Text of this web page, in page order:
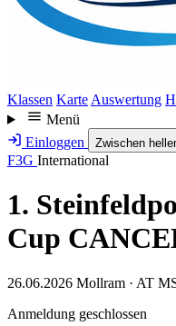
Klassen Karte Auswertung
Menü
Einloggen
Zwischen
F3G International
1.
Cup
26.06.2026 Mollram · AT
Anmeldung geschlossen